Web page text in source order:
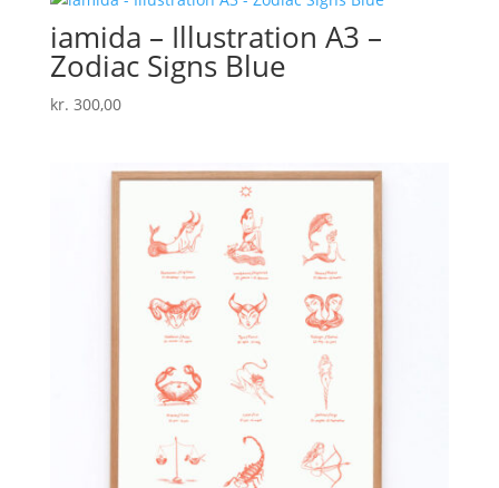
iamida – Illustration A3 –
Zodiac Signs Blue
kr. 300,00